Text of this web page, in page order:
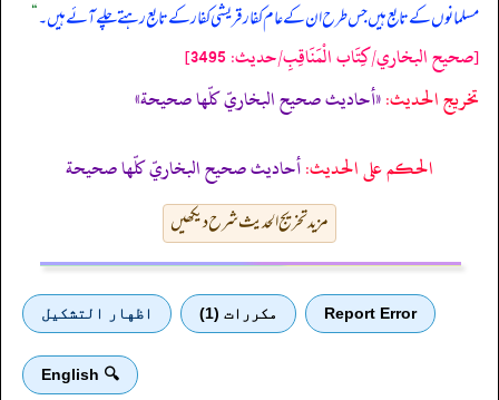
مسلمانوں کے تابع ہیں جس طرح ان کے عام کفار قریشی کفار کے تابع رہتے چلے آئے ہیں۔“
[صحيح البخاري/كِتَاب الْمَنَاقِبِ/حدیث: 3495]
تخریج الحدیث:«أحاديث صحيح البخاريّ كلّها صحيحة»
الحكم على الحديث:أحاديث صحيح البخاريّ كلّها صحيحة
مزید تخریج الحدیث شرح دیکھیں
Report Error مكررات (1) اظهار التشكيل
🔍 English